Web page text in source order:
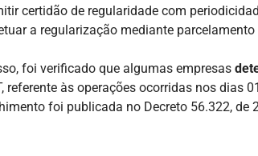
certidão de regularidade com
a regularização mediante
foi verificado que algumas empresas
referente às operações ocorridas nos dias
foi publicada no Decreto 56.322,